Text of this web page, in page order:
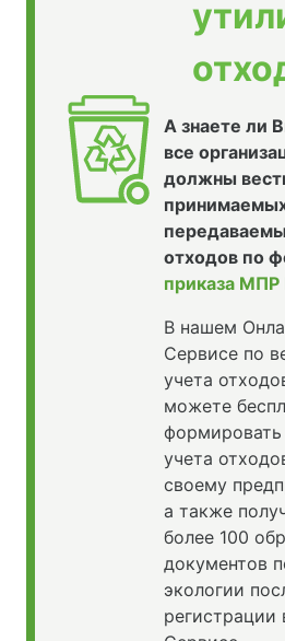
А знаете ли
все
должны
отходов по
приказа
В нашем
Сервисе по
учета
можете
учета
своему
а также
более 100
документов
экологии
регистрации